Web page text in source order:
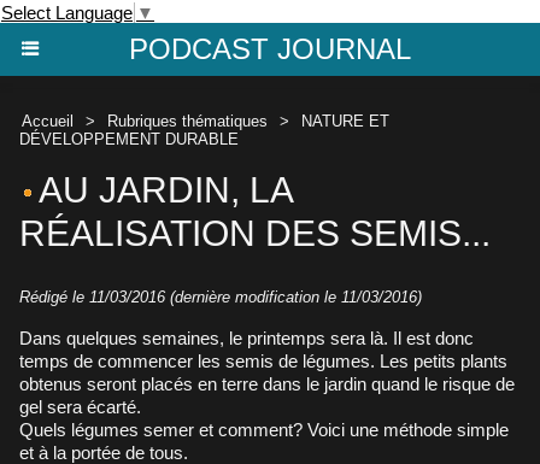
Select Language ▼
PODCAST JOURNAL
Accueil > Rubriques thématiques >
NATURE ET
DÉVELOPPEMENT DURABLE
AU JARDIN, LA
RÉALISATION DES SEMIS...
Rédigé le 11/03/2016 (dernière modification le 11/03/2016)
Dans quelques semaines, le printemps sera là. Il est donc
temps de commencer les semis de légumes. Les petits plants
obtenus seront placés en terre dans le jardin quand le risque de
gel sera écarté.
Quels légumes semer et comment? Voici une méthode simple
et à la portée de tous.